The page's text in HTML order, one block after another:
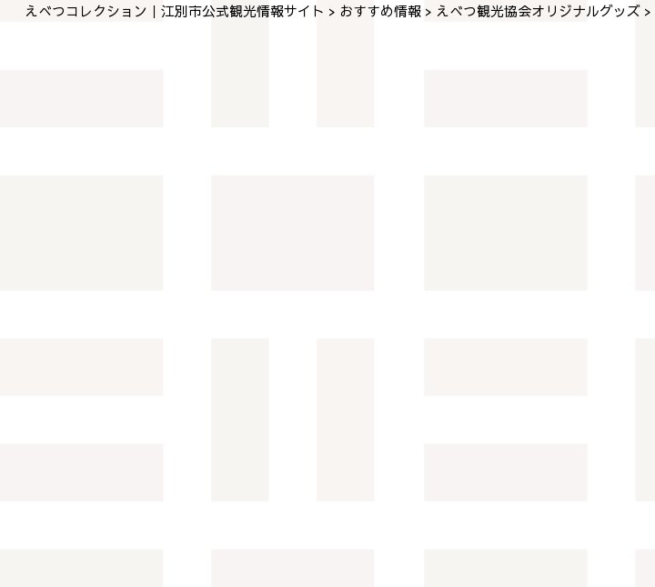
えべつコレクション｜江別市公式観光情報サイト > おすすめ情報> えべつ観光協会オリジナルグッズ>